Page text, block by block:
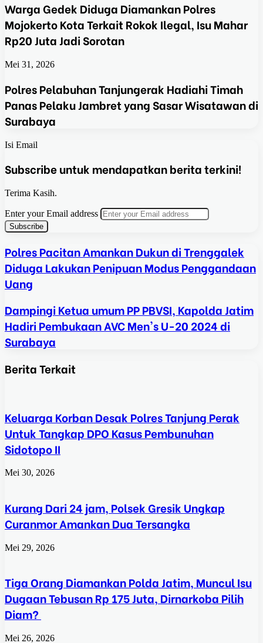
Warga Gedek Diduga Diamankan Polres
Mojokerto Kota Terkait Rokok Ilegal, Isu Mahar
Rp20 Juta Jadi Sorotan
Mei 31, 2026
Polres Pelabuhan Tanjungerak Hadiahi Timah
Panas Pelaku Jambret yang Sasar Wisatawan di
Surabaya
Isi Email
Subscribe untuk mendapatkan berita terkini!
Terima Kasih.
Enter your Email address
Polres Pacitan Amankan Dukun di Trenggalek
Diduga Lakukan Penipuan Modus Penggandaan
Uang
Dampingi Ketua umum PP PBVSI, Kapolda Jatim
Hadiri Pembukaan AVC Men's U-20 2024 di
Surabaya
Berita Terkait
Keluarga Korban Desak Polres Tanjung Perak
Untuk Tangkap DPO Kasus Pembunuhan
Sidotopo II
Mei 30, 2026
Kurang Dari 24 jam, Polsek Gresik Ungkap
Curanmor Amankan Dua Tersangka
Mei 29, 2026
Tiga Orang Diamankan Polda Jatim, Muncul Isu
Dugaan Tebusan Rp 175 Juta, Dirnarkoba Pilih
Diam?
Mei 26, 2026